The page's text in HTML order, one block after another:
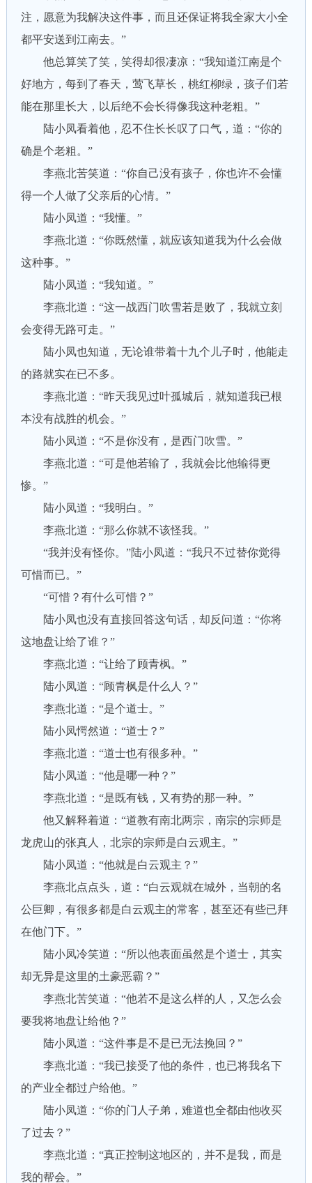
注，愿意为我解决这件事，而且还保证将我全家大小全
都平安送到江南去。”
他总算笑了笑，笑得却很凄凉：“我知道江南是个
好地方，每到了春天，莺飞草长，桃红柳绿，孩子们若
能在那里长大，以后绝不会长得像我这种老粗。”
陆小凤看着他，忍不住长长叹了口气，道：“你的
确是个老粗。”
李燕北苦笑道：“你自己没有孩子，你也许不会懂
得一个人做了父亲后的心情。”
陆小凤道：“我懂。”
李燕北道：“你既然懂，就应该知道我为什么会做
这种事。”
陆小凤道：“我知道。”
李燕北道：“这一战西门吹雪若是败了，我就立刻
会变得无路可走。”
陆小凤也知道，无论谁带着十九个儿子时，他能走
的路就实在已不多。
李燕北道：“昨天我见过叶孤城后，就知道我已根
本没有战胜的机会。”
陆小凤道：“不是你没有，是西门吹雪。”
李燕北道：“可是他若输了，我就会比他输得更
惨。”
陆小凤道：“我明白。”
李燕北道：“那么你就不该怪我。”
“我并没有怪你。”陆小凤道：“我只不过替你觉得
可惜而已。”
“可惜？有什么可惜？”
陆小凤也没有直接回答这句话，却反问道：“你将
这地盘让给了谁？”
李燕北道：“让给了顾青枫。”
陆小凤道：“顾青枫是什么人？”
李燕北道：“是个道士。”
陆小凤愕然道：“道士？”
李燕北道：“道士也有很多种。”
陆小凤道：“他是哪一种？”
李燕北道：“是既有钱，又有势的那一种。”
他又解释着道：“道教有南北两宗，南宗的宗师是
龙虎山的张真人，北宗的宗师是白云观主。”
陆小凤道：“他就是白云观主？”
李燕北点点头，道：“白云观就在城外，当朝的名
公巨卿，有很多都是白云观主的常客，甚至还有些已拜
在他门下。”
陆小凤冷笑道：“所以他表面虽然是个道士，其实
却无异是这里的土豪恶霸？”
李燕北苦笑道：“他若不是这么样的人，又怎么会
要我将地盘让给他？”
陆小凤道：“这件事是不是已无法挽回？”
李燕北道：“我已接受了他的条件，也已将我名下
的产业全都过户给他。”
陆小凤道：“你的门人子弟，难道也全都由他收买
了过去？”
李燕北道：“真正控制这地区的，并不是我，而是
我的帮会。”